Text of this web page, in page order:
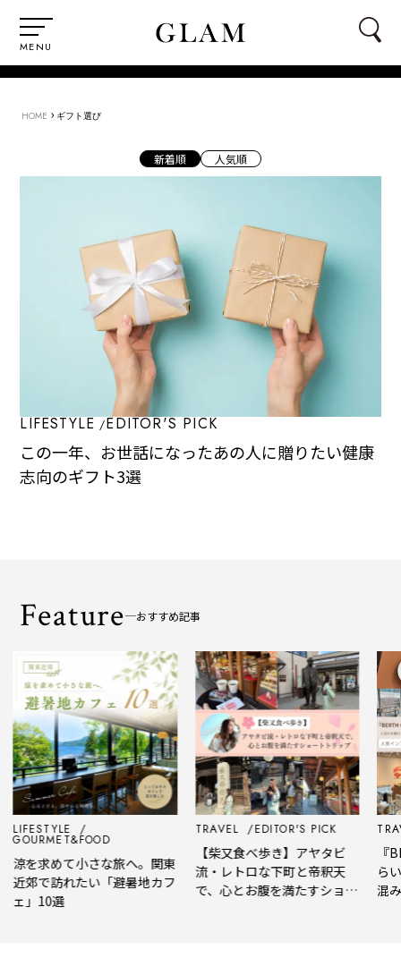
MENU
HOME › ギフト選び
新着順 人気順
LIFESTYLE EDITOR'S PICK
この一年、お世話になったあの人に贈りたい健康
志向のギフト3選
Feature おすすめ記事
LIFESTYLE
GOURMET&FOOD
涼を求めて小さな旅へ。関東
近郊で訪れたい「避暑地カフ
ェ」10選
TRAVEL EDITOR'S PICK
【柴又食べ歩き】アヤタビ
流・レトロな下町と帝釈天
で、心とお腹を満たすショー
『
ら
混